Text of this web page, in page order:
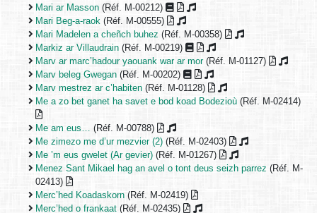
Mari ar Masson (Réf. M-00212)
Mari Beg-a-raok (Réf. M-00555)
Mari Madelen a cheñch buhez (Réf. M-00358)
Markiz ar Villaudrain (Réf. M-00219)
Marv ar marc’hadour yaouank war ar mor(Réf. M-01127)
Marv beleg Gwegan (Réf. M-00202)
Marv mestrez ar c’habiten (Réf. M-01128)
Me a zo bet ganet ha savet e bod koad Bodezioù (Réf. M-02414)
Me am eus… (Réf. M-00788)
Me zimezo me d’ur mezvier (2) (Réf. M-02403)
Me ’m eus gwelet (Ar gevier) (Réf. M-01267)
Menez Sant Mikael hag an avel o tont deus seizh parrez (Réf. M-
02413)
Merc’hed Koadaskorn (Réf. M-02419)
Merc’hed o frankaat (Réf. M-02435)